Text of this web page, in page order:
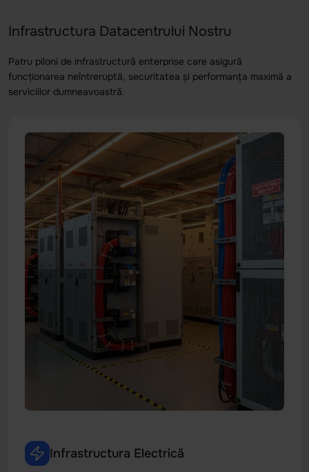
Infrastructura Datacentrului Nostru
Patru piloni de infrastructură enterprise care asigură
funcționarea neîntreruptă, securitatea și performanța maximă a
serviciilor dumneavoastră.
Infrastructura Electrică